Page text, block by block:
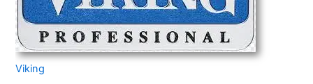
Viking